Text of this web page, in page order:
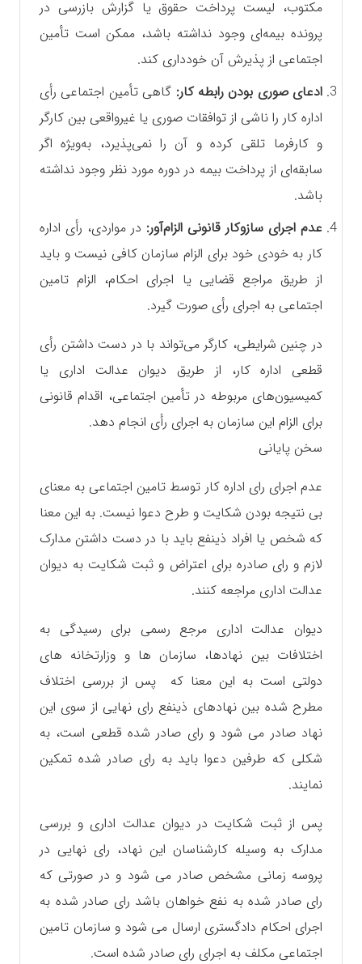
مکتوب، لیست پرداخت حقوق یا گزارش بازرسی در
پرونده بیمه‌ای وجود نداشته باشد، ممکن است تأمین
اجتماعی از پذیرش آن خودداری کند.
ادعای صوری بودن رابطه کار: گاهی تأمین اجتماعی رأی
اداره کار را ناشی از توافقات صوری یا غیرواقعی بین کارگر
و کارفرما تلقی کرده و آن را نمی‌پذیرد، به‌ویژه اگر
سابقه‌ای از پرداخت بیمه در دوره مورد نظر وجود نداشته
باشد.
عدم اجرای سازوکار قانونی الزام‌آور: در مواردی، رأی اداره
کار به خودی خود برای الزام سازمان کافی نیست و باید
از طریق مراجع قضایی یا اجرای احکام، الزام تامین
اجتماعی به اجرای رأی صورت گیرد.
در چنین شرایطی، کارگر می‌تواند با در دست داشتن رأی
قطعی اداره کار، از طریق دیوان عدالت اداری یا
کمیسیون‌های مربوطه در تأمین اجتماعی، اقدام قانونی
برای الزام این سازمان به اجرای رأی انجام دهد.
سخن پایانی
عدم اجرای رای اداره کار توسط تامین اجتماعی به معنای
بی نتیجه بودن شکایت و طرح دعوا نیست. به این معنا
که شخص یا افراد ذینفع باید با در دست داشتن مدارک
لازم و رای صادره برای اعتراض و ثبت شکایت به دیوان
عدالت اداری مراجعه کنند.
دیوان عدالت اداری مرجع رسمی برای رسیدگی به
اختلافات بین نهادها، سازمان ها و وزارتخانه های
دولتی است به این معنا که پس از بررسی اختلاف
مطرح شده بین نهادهای ذینفع رای نهایی از سوی این
نهاد صادر می شود و رای صادر شده قطعی است، به
شکلی که طرفین دعوا باید به رای صادر شده تمکین
نمایند.
پس از ثبت شکایت در دیوان عدالت اداری و بررسی
مدارک به وسیله کارشناسان این نهاد، رای نهایی در
پروسه زمانی مشخص صادر می شود و در صورتی که
رای صادر شده به نفع خواهان باشد رای صادر شده به
اجرای احکام دادگستری ارسال می شود و سازمان تامین
اجتماعی مکلف به اجرای رای صادر شده است.